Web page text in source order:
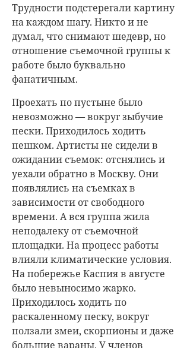
Трудности подстерегали картину
на каждом шагу. Никто и не
думал, что снимают шедевр, но
отношение съемочной группы к
работе было буквально
фанатичным.
Проехать по пустыне было
невозможно — вокруг зыбучие
пески. Приходилось ходить
пешком. Артисты не сидели в
ожидании съемок: отснялись и
уехали обратно в Москву. Они
появлялись на съемках в
зависимости от свободного
времени. А вся группа жила
неподалеку от съемочной
площадки. На процесс работы
влияли климатические условия.
На побережье Каспия в августе
было невыносимо жарко.
Приходилось ходить по
раскаленному песку, вокруг
ползали змеи, скорпионы и даже
большие вараны. У членов